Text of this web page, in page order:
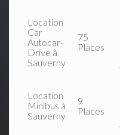
Location
Car
Autocar-
Drive à
Sauverny
75
Places
Location
Minibus à
Sauverny
9
Places